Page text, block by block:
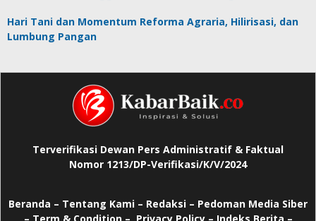
Hari Tani dan Momentum Reforma Agraria, Hilirisasi, dan
Lumbung Pangan
Terverifikasi Dewan Pers Administratif & Faktual
Nomor 1213/DP-Verifikasi/K/V/2024
Beranda – Tentang Kami – Redaksi – Pedoman Media Siber
– Term & Condition – Privacy Policy– Indeks Berita –